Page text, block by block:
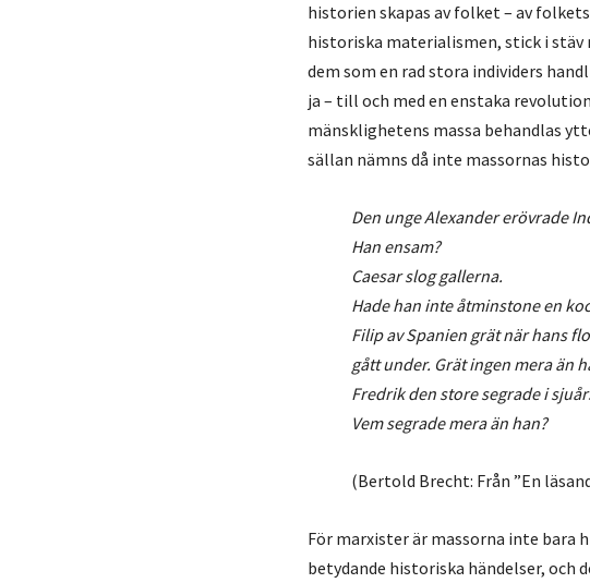
historien skapas av folket – av
historiska materialismen, stick i stäv
dem som en rad stora individers
ja – till och med en enstaka
mänsklighetens massa behandlas
sällan nämns då inte massornas
Den unge Alexander erövrade
Han ensam?
Caesar slog gallerna.
Hade han inte åtminstone en
Filip av Spanien grät när hans
gått under. Grät ingen mera än
Fredrik den store segrade i
Vem segrade mera än han?
(Bertold Brecht: Från ”En
För marxister är massorna inte bara
betydande historiska händelser,